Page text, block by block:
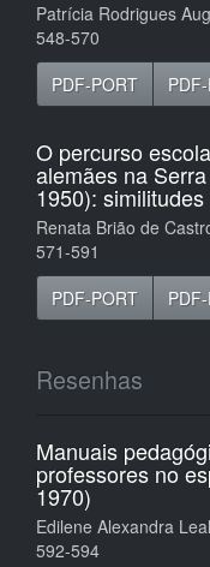
Patrícia Rodrigues
548-570
PDF-PORT
O percurso
alemães na
1950):
Renata Brião de
571-591
PDF-PORT
Resenhas
Manuais
professores no
1970)
Edilene Alexandra
592-594